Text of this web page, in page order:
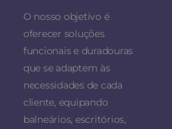
O nosso objetivo é
oferecer soluções
funcionais e duradouras
que se adaptem às
necessidades de cada
cliente, equipando
balneários, escritórios,